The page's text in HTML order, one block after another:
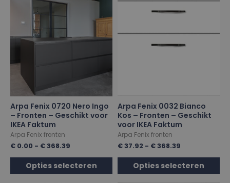
Arpa Fenix 0720 Nero Ingo
– Fronten – Geschikt voor
IKEA Faktum
Arpa Fenix fronten
€ 0.00 - €368.39
Opties selecteren
Arpa Fenix 0032 Bianco
Kos – Fronten – Geschikt
voor IKEA Faktum
Arpa Fenix fronten
€37.92 - €368.39
Opties selecteren